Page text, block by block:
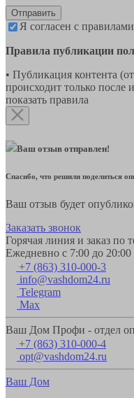
Отправить
Я согласен с
Правила публикации
• Публикация контента
происходит только после
показать правила
Ваш отзыв отправлен!
Спасибо, что решили поделиться
Ваш отзыв будет
Заказать звонок
Горячая линия и заказ по
Ежедневно с 7:00 до 20:00
+7 (863) 310-000-3
info@vashdom24.ru
Telegram
Max
Ваш Дом Профи - отдел
+7 (863) 310-000-4
opt@vashdom24.ru
Ваш Дом